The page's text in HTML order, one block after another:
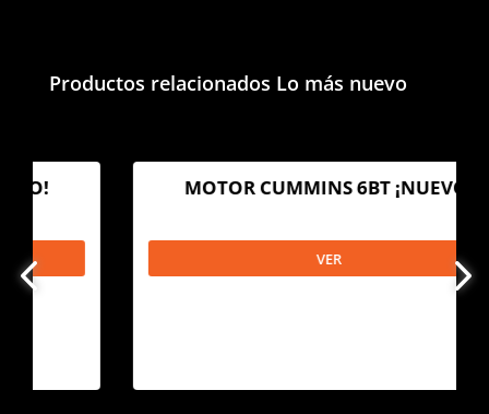
Productos relacionados Lo más nuevo
MOTOR CUMMINS 6BT ¡NUEVO!